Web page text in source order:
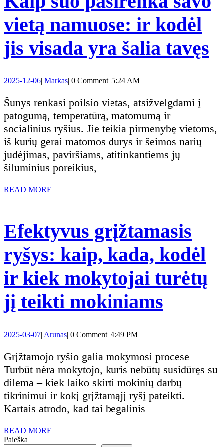
vietą namuose: ir kodėl
jis visada yra šalia tavęs
2025-12-062025-
06
| MarkasMarkas
| 0 Comment| 5:24 AM
Šunys renkasi poilsio vietas, atsižvelgdami į
patogumą, temperatūrą, matomumą ir
socialinius ryšius. Jie teikia pirmenybę vietoms,
iš kurių gerai matomos durys ir šeimos narių
judėjimas, paviršiams, atitinkantiems jų
šiluminius poreikius,
READ MORE
Efektyvus grįžtamasis
ryšys: kaip, kada, kodėl
ir kiek mokytojai turėtų
jį teikti mokiniams
kaip,
kada,
2025-03-072025-
07
| ArunasArunas
| 0 Comment| 4:49 PM
Grįžtamojo ryšio galia mokymosi procese
Turbūt nėra mokytojo, kuris nebūtų susidūręs su
dilema – kiek laiko skirti mokinių darbų
tikrinimui ir kokį grįžtamąjį ryšį pateikti.
Kartais atrodo, kad tai begalinis
READ MORE
Paieška